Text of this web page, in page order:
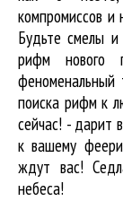
компромиссов
Будьте смелы
рифм нового
поиска рифмк
сейчас! - дарит
к вашему
ждут вас!
небеса!